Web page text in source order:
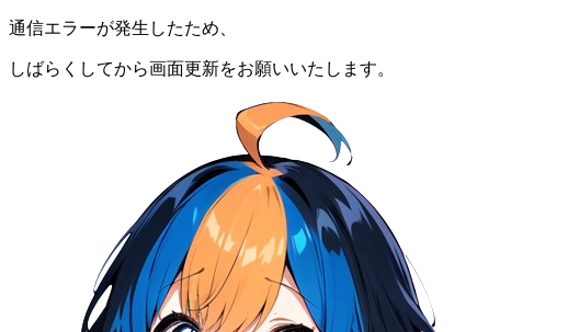
通信エラーが発生したため、
しばらくしてから画面更新をお願いいたします。